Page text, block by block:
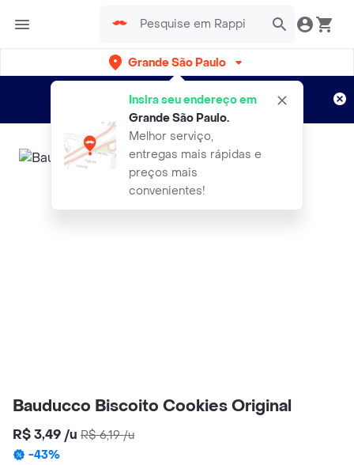
Grande São Paulo
Insira seu endereço em
Grande São Paulo.
Melhor serviço,
entregas mais rápidas e
preços mais
convenientes!
Entregas grátis por 15 dias!
Aplicam T&C
Bauducco Biscoito Cookies Original
R$ 3,49 /u R$ 6,19/u
-43%